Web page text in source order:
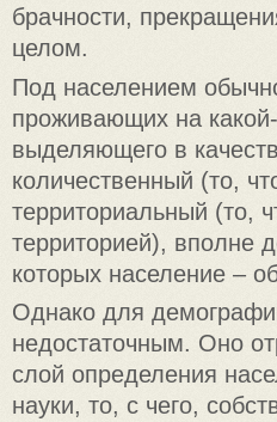
брачности,
целом.
Под населением
проживающих на
выделяющего в
количественный (то,
территориальный (то,
территорией), вполне
которых население –
Однако для
недостаточным. Оно
слой определения
науки, то, с чего,